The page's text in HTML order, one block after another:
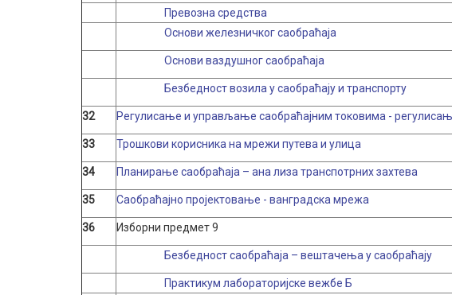
Превозна средства
Oснови железничког саобраћаја
Основи ваздушног саобраћаја
Безбедност возила у саобраћају и транспорту
32 Регулисање и управљање саобраћајним токовима -
33 Трошкови корисника на мрежи путева и улица
34 Планирање саобраћаја – ана лиза транспотрних захтева
35 Саобраћајно пројектовање - ванградска мрежа
36 Изборни предмет 9
Безбедност саобраћаја – вештачења у саобраћају
Практикум лабораторијске вежбе Б